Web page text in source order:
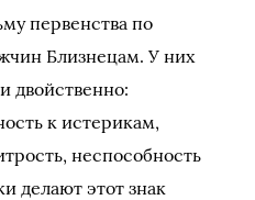
первенства по
Близнецам. У них
двойственно:
к истерикам,
неспособность
делают этот знак